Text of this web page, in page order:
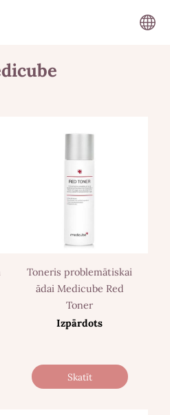
Toneris problemātiskai
ādai Medicube Red
Toner
Izpārdots
Skatīt